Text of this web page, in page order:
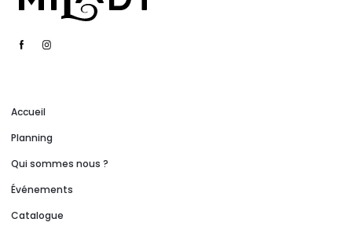
Accueil
Planning
Qui sommes nous ?
Événements
Catalogue